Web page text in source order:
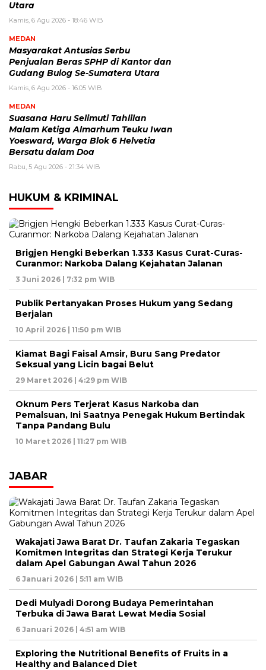
Utara
Kamis, 6 Agu 2026 - 18:46 WIB
MEDAN
Masyarakat Antusias Serbu
Penjualan Beras SPHP di Kantor dan
Gudang Bulog Se-Sumatera Utara
Kamis, 6 Agu 2026 - 16:05 WIB
MEDAN
Suasana Haru Selimuti Tahlilan
Malam Ketiga Almarhum Teuku Iwan
Yoesward, Warga Blok 6 Helvetia
Bersatu dalam Doa
Rabu, 5 Agu 2026 - 21:34 WIB
HUKUM & KRIMINAL
Brigjen Hengki Beberkan 1.333 Kasus Curat-Curas-
Curanmor: Narkoba Dalang Kejahatan Jalanan
3 Juni 2026 | 7:32 pm WIB
Publik Pertanyakan Proses Hukum yang Sedang
Berjalan
10 April 2026 | 11:50 pm WIB
Kiamat Bagi Faisal Amsir, Buru Sang Predator
Seksual yang Licin bagai Belut
29 Maret 2026 | 4:29 pm WIB
Oknum Pers Terjerat Kasus Narkoba dan
Pemalsuan, Ini Saatnya Penegak Hukum Bertindak
Tanpa Pandang Bulu
10 Maret 2026 | 11:27 pm WIB
JABAR
Wakajati Jawa Barat Dr. Taufan Zakaria Tegaskan
Komitmen Integritas dan Strategi Kerja Terukur
dalam Apel Gabungan Awal Tahun 2026
6 Januari 2026 | 5:11 am WIB
Dedi Mulyadi Dorong Budaya Pemerintahan
Terbuka di Jawa Barat Lewat Media Sosial
6 Januari 2026 | 4:51 am WIB
Exploring the Nutritional Benefits of Fruits in a
Healthy and Balanced Diet